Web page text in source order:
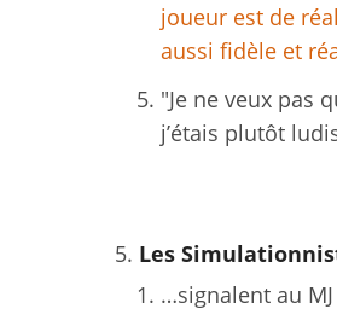
joueur est de
aussi fidèle et
"Je ne veux pas
j’étais plutôt
Les
…signalent au